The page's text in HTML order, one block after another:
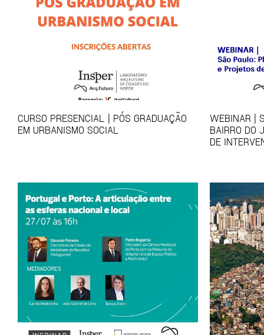
CURSO PRESENCIAL | PÓS GRADUAÇÃO
EM URBANISMO SOCIAL
WEBINAR |
BAIRRO DO
DE